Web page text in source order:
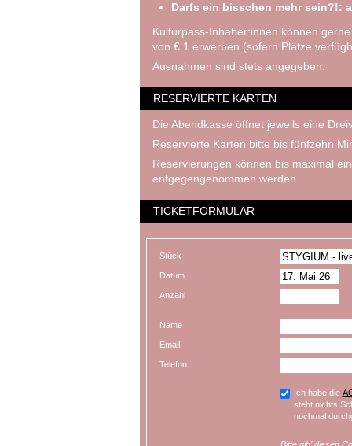
Darfs ein bisschen mehr sein?!:
Kulturpass-Inhaber:innen können
von € 1 erwerben (sofern Plätze
Ausnahmen sind stets angegeben.
RESERVIERTE KARTEN
Die Abendkasse öffnet jeweils eine
Reservierte Karten bitte bis fünfzehn
Reservierungen können bis maximal
entgegengenommen werden.
TICKETFORMULAR
Stück
Datum
Anzahl
Name
Email
Telefon
Ich habe die
steht nichts
nochmal